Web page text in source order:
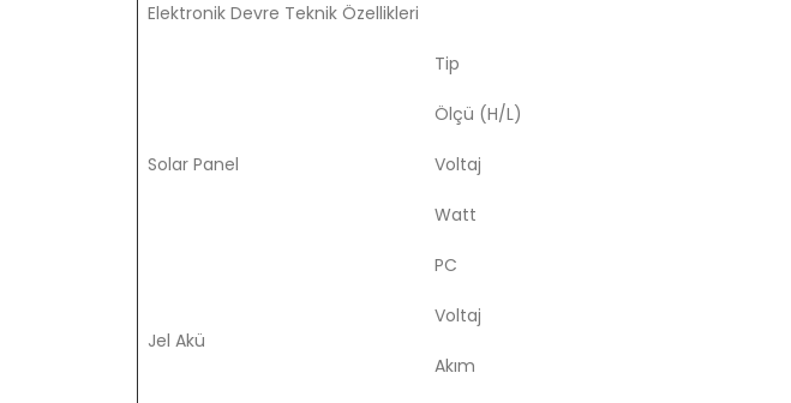
Elektronik Devre Teknik Özellikleri
Solar Panel
Tip
Ölçü (H/L)
Voltaj
Watt
PC
Jel Akü
Voltaj
Akım